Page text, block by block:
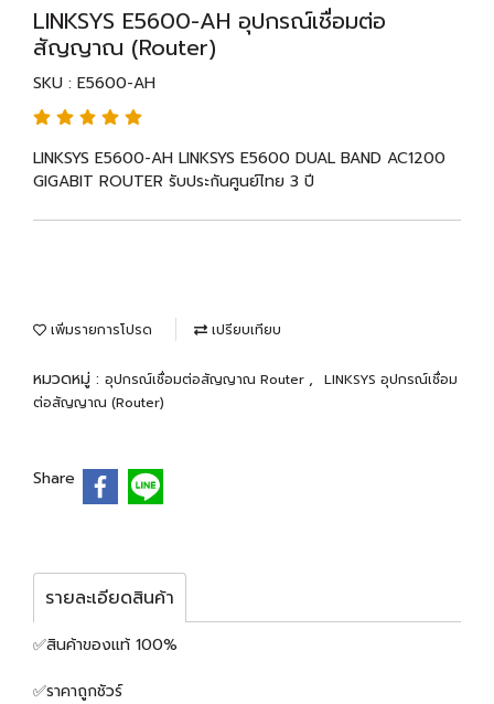
LINKSYS E5600-AH อุปกรณ์เชื่อมต่อ
สัญญาณ (Router)
SKU : E5600-AH
LINKSYS E5600-AH LINKSYS E5600 DUAL BAND AC1200
GIGABIT ROUTER รับประกันศูนย์ไทย 3 ปี
เพิ่มรายการโปรด เปรียบเทียบ
หมวดหมู่ : อุปกรณ์เชื่อมต่อสัญญาณ Router ,
LINKSYS อุปกรณ์เชื่อม
ต่อสัญญาณ (Router)
Share
รายละเอียดสินค้า
✅สินค้าของแท้ 100%
✅ราคาถูกชัวร์